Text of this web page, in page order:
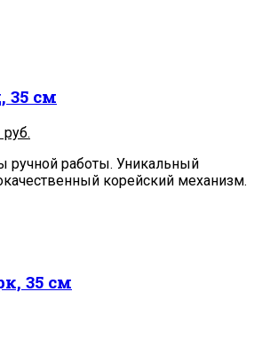
35 см
руб.
8,451
руб..
ручной работы. Уникальный
корейский механизм.
35 см